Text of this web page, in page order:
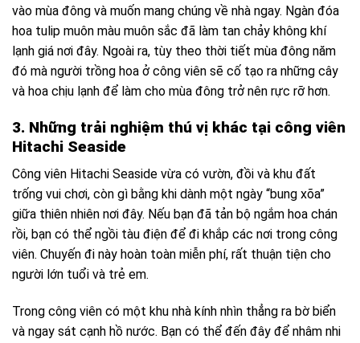
vào mùa đông và muốn mang chúng về nhà ngay. Ngàn đóa
hoa tulip muôn màu muôn sắc đã làm tan chảy không khí
lạnh giá nơi đây. Ngoài ra, tùy theo thời tiết mùa đông năm
đó mà người trồng hoa ở công viên sẽ cố tạo ra những cây
và hoa chịu lạnh để làm cho mùa đông trở nên rực rỡ hơn.
3. Những trải nghiệm thú vị khác tại công viên
Hitachi Seaside
Công viên Hitachi Seaside vừa có vườn, đồi và khu đất
trống vui chơi, còn gì bằng khi dành một ngày “bung xõa”
giữa thiên nhiên nơi đây. Nếu bạn đã tản bộ ngắm hoa chán
rồi, bạn có thể ngồi tàu điện để đi khắp các nơi trong công
viên. Chuyến đi này hoàn toàn miễn phí, rất thuận tiện cho
người lớn tuổi và trẻ em.
Trong công viên có một khu nhà kính nhìn thẳng ra bờ biển
và ngay sát cạnh hồ nước. Bạn có thể đến đây để nhâm nhi